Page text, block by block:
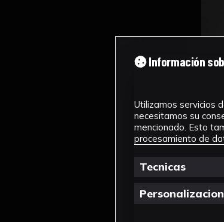
Información
Utilizamos servicios
necesitamos su
mencionado. Esto
procesamiento de
Tecnicas
Personalizacion